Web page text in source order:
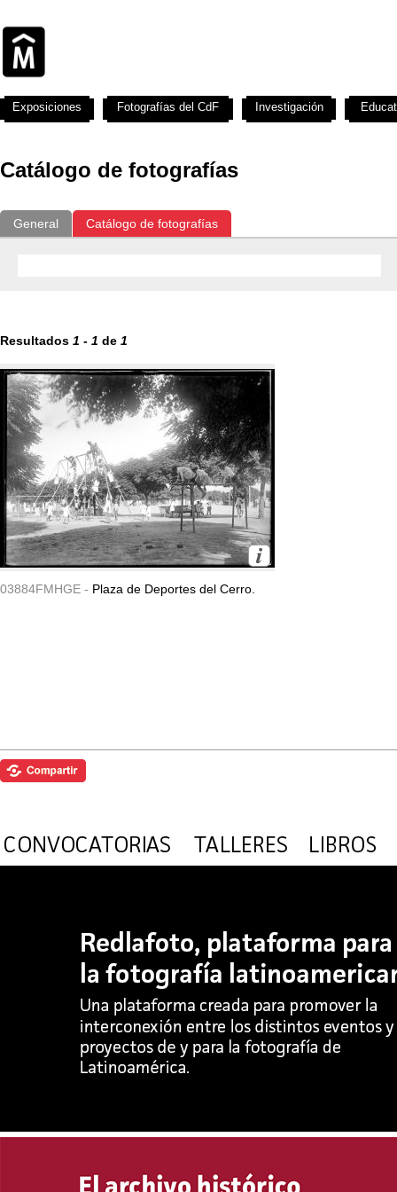
Catálogo de fotografías
General Catálogo de fotografías
Resultados 1 - 1 de 1
03884FMHGE - Plaza de Deportes del Cerro.
Exposiciones Fotografías del CdF Investigación